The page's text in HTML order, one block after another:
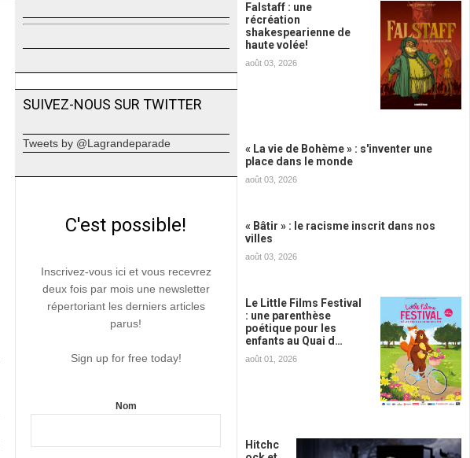
SUIVEZ-NOUS SUR TWITTER
Tweets by @Lagrandeparade
C'est possible!
Inscrivez-vous ici et vous recevrez
deux fois par mois une newsletter
répertoriant les derniers articles
parus!
Sign up for free today!
Nom
Falstaff : une
récréation
shakespearienne de
haute volée!
août 03, 2026
« La vie de Bohème » : s'inventer une
place dans le monde
août 03, 2026
« Bâtir » : le racisme inscrit dans nos
villes
août 03, 2026
Le Little Films Festival
: une parenthèse
poétique pour les
enfants au Quai d…
août 01, 2026
Hitchc